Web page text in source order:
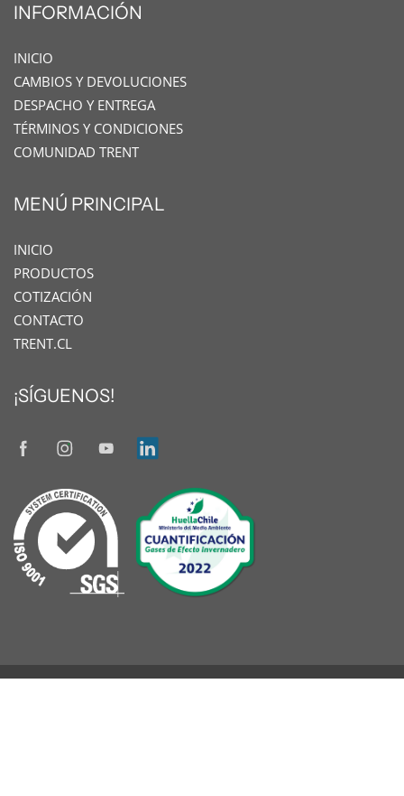
INFORMACIÓN
INICIO
CAMBIOS Y DEVOLUCIONES
DESPACHO Y ENTREGA
TÉRMINOS Y CONDICIONES
COMUNIDAD TRENT
MENÚ PRINCIPAL
INICIO
PRODUCTOS
COTIZACIÓN
CONTACTO
TRENT.CL
¡SÍGUENOS!